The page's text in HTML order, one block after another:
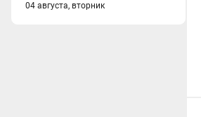
04 августа, вторник